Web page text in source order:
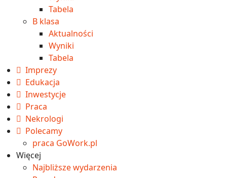
Tabela
B klasa
Aktualności
Wyniki
Tabela
Imprezy
Edukacja
Inwestycje
Praca
Nekrologi
Polecamy
praca GoWork.pl
Więcej
Najbliższe wydarzenia